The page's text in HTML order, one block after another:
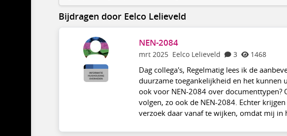
Bijdragen door Eelco Lelieveld
NEN-2084
mrt 2025 Eelco Lelieveld 3 1468
Dag collega's, Regelmatig lees ik de
duurzame toegankelijkheid en het
ook voor NEN-2084 over documenttypen?
volgen, zo ook de NEN-2084. Echter
verzoek daar vanaf te wijken, omdat mij in